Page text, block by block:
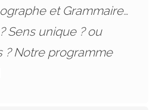
et Grammaire…
Sens unique ? ou
? Notre programme